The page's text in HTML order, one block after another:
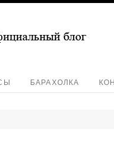
БАРАХОЛКА